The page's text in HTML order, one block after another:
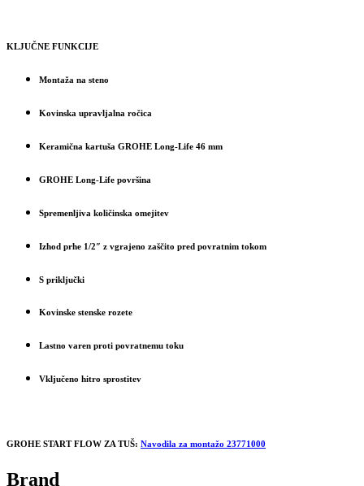
KLJUČNE FUNKCIJE
Montaža na steno
Kovinska upravljalna ročica
Keramična kartuša GROHE Long-Life 46 mm
GROHE Long-Life površina
Spremenljiva količinska omejitev
Izhod prhe 1/2″ z vgrajeno zaščito pred povratnim tokom
S priključki
Kovinske stenske rozete
Lastno varen proti povratnemu toku
Vključeno hitro sprostitev
GROHE START FLOW ZA TUŠ: Navodila za montažo 23771000
Brand